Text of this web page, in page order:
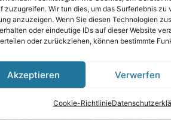
zuzugreifen. Wir tun dies, um das Surferlebnis zu
anzuzeigen. Wenn Sie diesen Technologien
oder eindeutige IDs auf dieser Website
oder zurückziehen, können bestimmte
Akzeptieren Verwerfen
Cookie-Richtlinie
Klicke hier, um Marketing-